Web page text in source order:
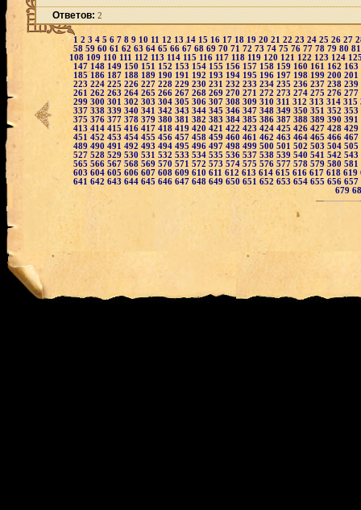
Ответов:2
1 2 3 4 5 6 7 8 9 10 11 12 1314 15 16 17 18 19 20 21 22 23 24 25 26 27
58 59 60 61 62 63 64 65 66 67 68 69 70 71 72 73 74 75 76 77 78 79 80
108 109 110 111 112 113 114 115 116 117 118 119 120 121 122 123 124
147 148 149 150 151 152 153 154 155 156 157 158 159 160 161 162 163
185 186 187 188 189 190 191 192 193 194 195 196 197 198 199 200 201
223 224 225 226 227 228 229 230 231 232 233 234 235 236 237 238 239
261 262 263 264 265 266 267 268 269 270 271 272 273 274 275 276 277
299 300 301 302 303 304 305 306 307 308 309 310 311 312 313 314 315
337 338 339 340 341 342 343 344 345 346 347 348 349 350 351 352 353
375 376 377 378 379 380 381 382 383 384 385 386 387 388 389 390 391
413 414 415 416 417 418 419 420 421 422 423 424 425 426 427 428 429
451 452 453 454 455 456 457 458 459 460 461 462 463 464 465 466 467
489 490 491 492 493 494 495 496 497 498 499 500 501 502 503 504 505
527 528 529 530 531 532 533 534 535 536 537 538 539 540 541 542 543
565 566 567 568 569 570 571 572 573 574 575 576 577 578 579 580 581
603 604 605 606 607 608 609 610 611 612 613 614 615 616 617 618 619
641 642 643 644 645 646 647 648 649 650 651 652 653 654 655 656 657
679